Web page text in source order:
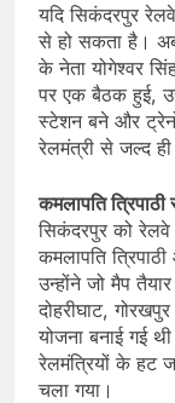
यदि सिकंदरपुर
से हो सकता है।
के नेता योगेश्वर
पर एक बैठक हुई,
स्टेशन बने और
रेलमंत्री से जल्द
कमलापति
सिकंदरपुर को
कमलापति
उन्होंने जो मैप
दोहरीघाट,
योजना बनाई गई
रेलमंत्रियों के हट
चला गया।